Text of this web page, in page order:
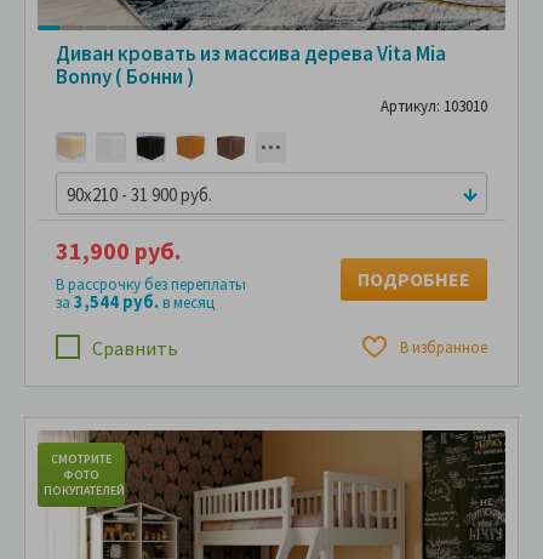
Диван кровать из массива дерева Vita Mia
Bonny ( Бонни )
Артикул: 103010
90x210 - 31 900 руб.
Сравнить В избранное
31,900 руб.
В рассрочку без переплаты
за 3,544 руб.в месяц
ПОДРОБНЕЕ
СМОТРИТЕ
ФОТО
ПОКУПАТЕЛЕЙ